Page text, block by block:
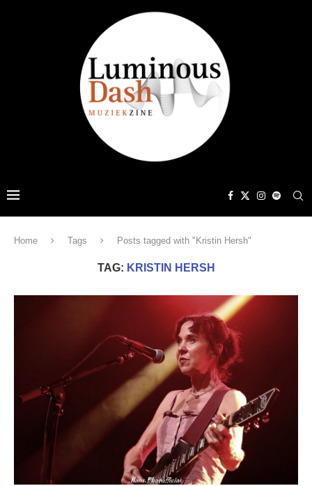
Home Tags Posts tagged with "Kristin Hersh"
TAG: KRISTIN HERSH